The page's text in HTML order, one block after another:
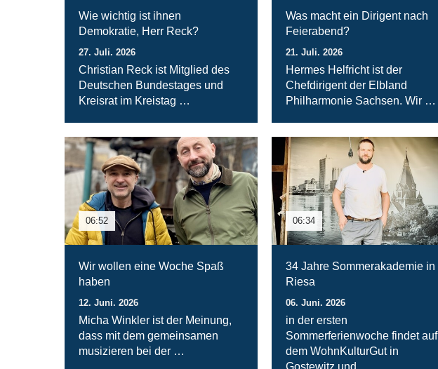
Wie wichtig ist ihnen
Demokratie, Herr Reck?
27. Juli. 2026
Christian Reck ist Mitglied des
Deutschen Bundestages und
Kreisrat im Kreistag …
Was macht ein Dirigent nach
Feierabend?
21. Juli. 2026
Hermes Helfricht ist der
Chefdirigent der Elbland
Philharmonie Sachsen. Wir …
06:52
Wir wollen eine Woche Spaß
haben
12. Juni. 2026
Micha Winkler ist der Meinung,
dass mit dem gemeinsamen
musizieren bei der …
06:34
34 Jahre Sommerakademie in
Riesa
06. Juni. 2026
in der ersten
Sommerferienwoche findet auf
dem WohnKulturGut in
Gostewitz und …